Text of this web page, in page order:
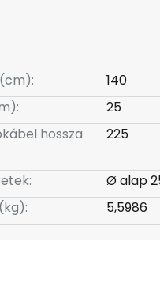
140
25
hossza
225
Ø alap
5,5986